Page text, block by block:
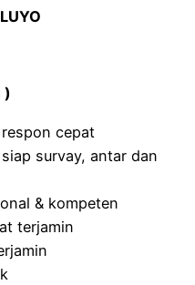
)
cepat
survay, antar dan
& kompeten
terjamin